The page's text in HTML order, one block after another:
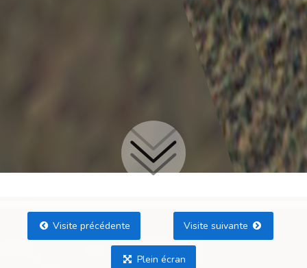
Visite précédente
Plein écran
Visite suivante